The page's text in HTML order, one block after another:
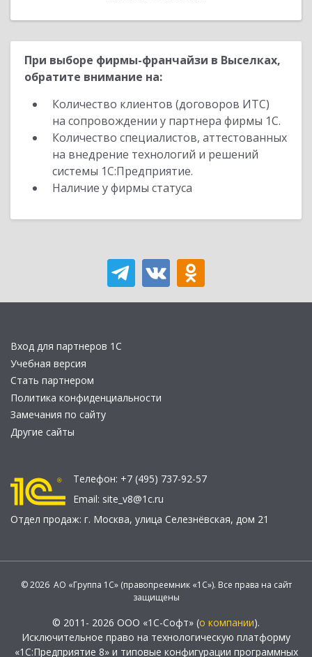
При выборе фирмы-франчайзи в Выселках,
обратите внимание на:
Количество клиентов (договоров ИТС)
на сопровождении у партнера фирмы 1С.
Количество специалистов, аттестованных
на внедрение технологий и решений
системы 1С:Предприятие.
Наличие у фирмы статуса
Вход для партнеров 1С
Учебная версия
Стать партнером
Политика конфиденциальности
Замечания по сайту
Другие сайты
Телефон: +7 (495) 737-92-57
Email: site_v8@1c.ru
Отдел продаж: г. Москва, улица Селезнёвская, дом 21
© 2026 АО «Группа 1С» (правопреемник «1С»). Все права на сайт
защищены
© 2011- 2026 ООО «1С-Софт» (о компании).
Исключительное право на технологическую платформу
«1С:Предприятие 8» и типовые конфигурации программных